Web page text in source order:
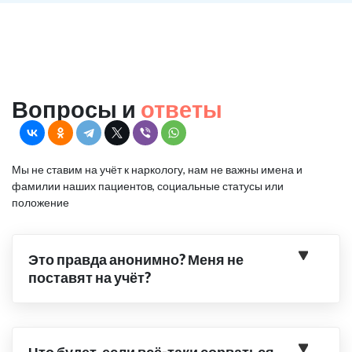
Вопросы и ответы
Мы не ставим на учёт к наркологу, нам не важны имена и
фамилии наших пациентов, социальные статусы или
положение
Это правда анонимно? Меня не
поставят на учёт?